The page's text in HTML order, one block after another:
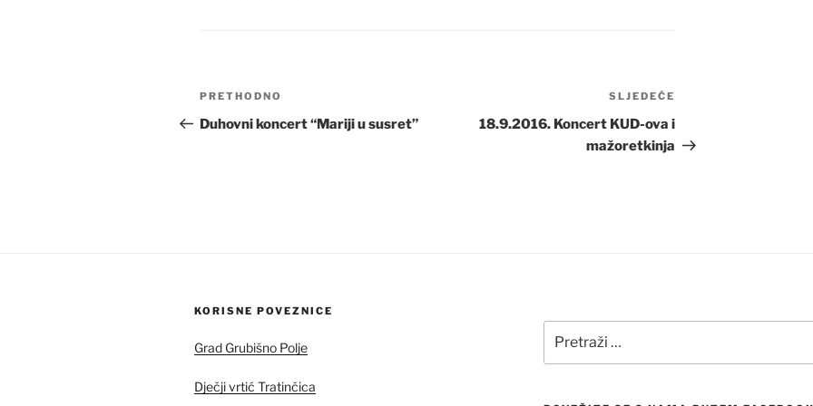
Navigacija
objava
Prethodna
objava
PRETHODNO
Duhovni koncert “Mariji u susret”
objava
SLJEDEĆE
18.9.2016. Koncert KUD-ova i
mažoretkinja
KORISNE POVEZNICE
Grad Grubišno Polje
Dječji vrtić Tratinčica
Pretraži: